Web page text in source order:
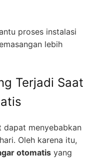
proses instalasi
lebih
Terjadi Saat
dapat menyebabkan
Oleh karena itu,
otomatis yang